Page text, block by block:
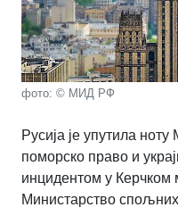
фото: © МИД РФ
Русија је упутила
поморско право и
инцидентом у Керчком
Министарство